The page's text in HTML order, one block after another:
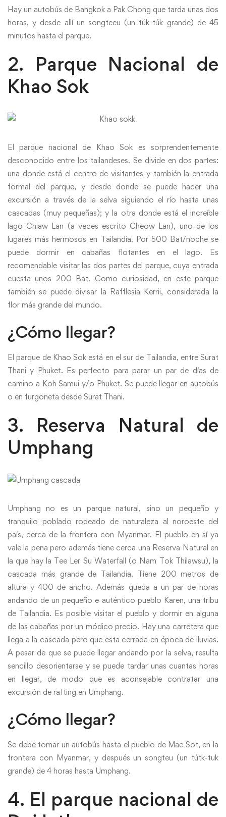
Hay un autobús de Bangkok a Pak Chong que tarda unas dos
horas, y desde allí un songteeu (un túk-túk grande) de 45
minutos hasta el parque.
2. Parque Nacional de
Khao Sok
El parque nacional de Khao Sok es sorprendentemente
desconocido entre los tailandeses. Se divide en dos partes:
una donde está el centro de visitantes y también la entrada
formal del parque, y desde donde se puede hacer una
excursión a través de la selva siguiendo el río hasta unas
cascadas (muy pequeñas); y la otra donde está el increíble
lago Chiaw Lan (a veces escrito Cheow Lan), uno de los
lugares más hermosos en Tailandia. Por 500 Bat/noche se
puede dormir en cabañas flotantes en el lago. Es
recomendable visitar las dos partes del parque, cuya entrada
cuesta unos 200 Bat. Como curiosidad, en este parque
también se puede divisar la Rafflesia Kerrii, considerada la
flor más grande del mundo.
¿Cómo llegar?
El parque de Khao Sok está en el sur de Tailandia, entre Surat
Thani y Phuket. Es perfecto para parar un par de días de
camino a Koh Samui y/o Phuket. Se puede llegar en autobús
o en furgoneta desde Surat Thani.
3. Reserva Natural de
Umphang
Umphang no es un parque natural, sino un pequeño y
tranquilo poblado rodeado de naturaleza al noroeste del
país, cerca de la frontera con Myanmar. El pueblo en sí ya
vale la pena pero además tiene cerca una Reserva Natural en
la que hay la Tee Ler Su Waterfall (o Nam Tok Thilawsu), la
cascada más grande de Tailandia. Tiene 200 metros de
altura y 400 de ancho. Además queda a un par de horas
andando de un pequeño e auténtico pueblo Karen, una tribu
de Tailandia. Es posible visitar el pueblo y dormir en alguna
de las cabañas por un módico precio. Hay una carretera que
llega a la cascada pero que esta cerrada en época de lluvias.
A pesar de que se puede llegar andando por la selva, resulta
sencillo desorientarse y se puede tardar unas cuantas horas
en llegar, de modo que es aconsejable contratar una
excursión de rafting en Umphang.
¿Cómo llegar?
Se debe tomar un autobús hasta el pueblo de Mae Sot, en la
frontera con Myanmar, y después un songteu (un tútk-tuk
grande) de 4 horas hasta Umphang.
4. El parque nacional de